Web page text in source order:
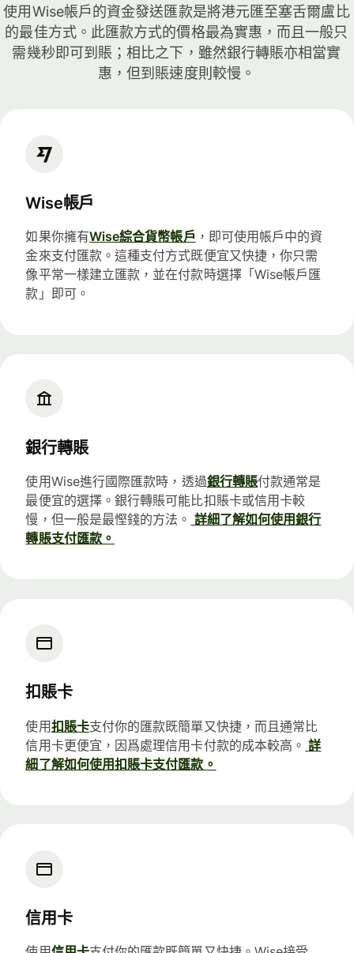
使用Wise帳戶的資金發送匯款是將港元匯至塞舌爾盧比
的最佳方式。此匯款方式的價格最為實惠，而且一般只
需幾秒即可到賬；相比之下，雖然銀行轉賬亦相當實
惠，但到賬速度則較慢。
Wise帳戶
如果你擁有Wise綜合貨幣帳戶 ，即可使用帳戶中的資
金來支付匯款。這種支付方式既便宜又快捷，你只需
像平常一樣建立匯款，並在付款時選擇「Wise帳戶匯
款」即可。
銀行轉賬
使用Wise進行國際匯款時，透過銀行轉賬付款通常是
最便宜的選擇。銀行轉賬可能比扣賬卡或信用卡較
慢，但一般是最慳錢的方法。 詳細了解如何使用銀行
轉賬支付匯款。
扣賬卡
使用扣賬卡支付你的匯款既簡單又快捷，而且通常比
信用卡更便宜，因爲處理信用卡付款的成本較高。 詳
細了解如何使用扣賬卡支付匯款。
信用卡